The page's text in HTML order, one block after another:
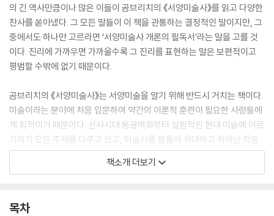
의 긴 역사만큼이나 많은 이들이 곰브리치의 《서양미술사》를 읽고 다양한
찬사를 쏟아냈다. 그 모든 말들이 이 책을 관통하는 결정적인 말이지만, 그
중에서도 하나만 고르라면 ‘서양미술사 개론의 필독서’라는 말을 고를 것
이다. 진리에 가까우면 가까울수록 그 진리를 표현하는 말은 보편적이고
평범할 수밖에 없기 때문이다.
곰브리치의 《서양미술사》는 서양미술을 알기 위해 반드시 거치는 책이다.
미술이라는 분야에 처음 입문하여 약간의 이론적 훈련이 필요한 사람들에
게 최적이기 때문이다. 선사시대 동굴벽화부터 실험적인 현대 미술에 이르
기까지 모든 주제를 다루고 있고, 미술사를 통틀어 위대하고 뛰어난 작품
들을 각 페이지마다 시대와 양식, 작품명, 작가명과 함께 알기 쉽게 정리하
여, 서양미술의 질서 체계를 파악하도록 돕는다. 그 방대한 역사를 한권에
책소개 더보기
목차